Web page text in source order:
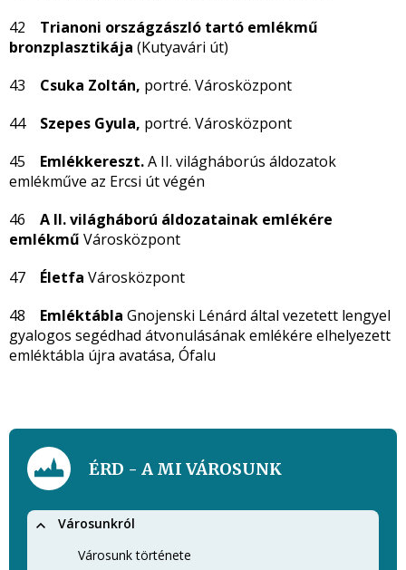
42 Trianoni országzászló tartó emlékmű
bronzplasztikája (Kutyavári út)
43 Csuka Zoltán, portré. Városközpont
44 Szepes Gyula, portré. Városközpont
45 Emlékkereszt.A II. világháborús áldozatok
emlékműve az Ercsi út végén
46 A II. világháború áldozatainak emlékére
emlékmű Városközpont
47 Életfa Városközpont
48 Emléktábla Gnojenski Lénárd által vezetett lengyel
gyalogos segédhad átvonulásának emlékére elhelyezett
emléktábla újra avatása, Ófalu
ÉRD - A MI VÁROSUNK
Városunkról
Városunk története